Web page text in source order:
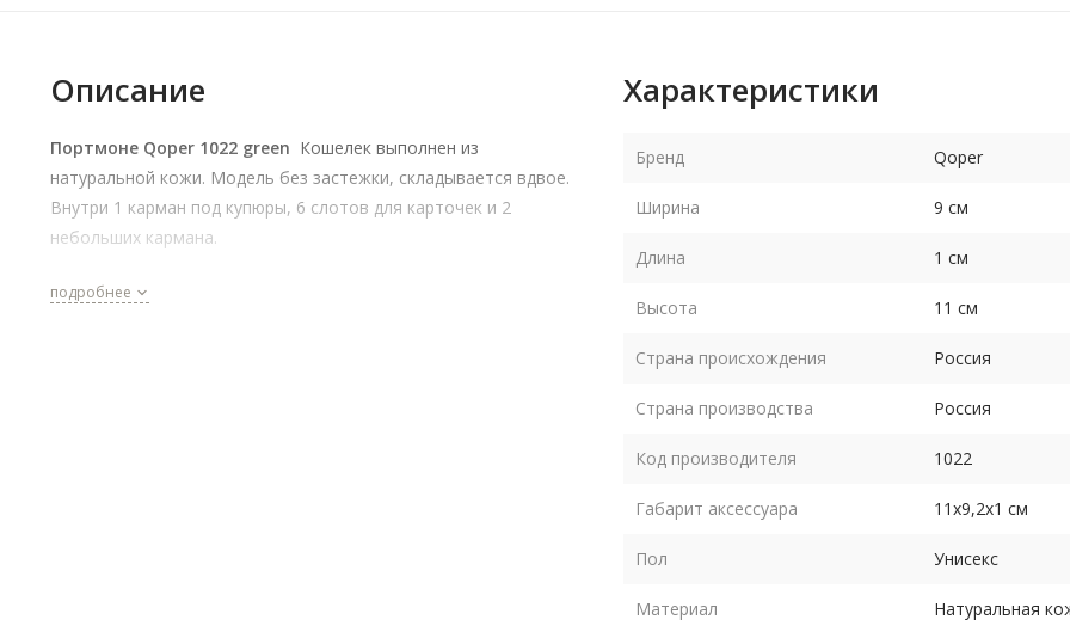
Описание
Портмоне Qoper 1022 green Кошелек выполнен из
натуральной кожи. Модель без застежки, складывается вдвое.
Внутри 1 карман под купюры, 6 слотов для карточек и 2
небольших кармана.
подробнее
Характеристики
Бренд Qoper
Ширина 9 см
Длина 1 см
Высота 11 см
Страна происхождения Россия
Страна производства Россия
Код производителя 1022
Габарит аксессуара 11х9,2х1 см
Пол Унисекс
Материал Натуральная